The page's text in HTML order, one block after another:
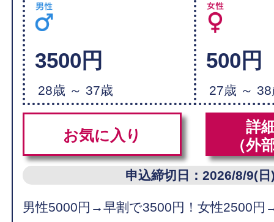
3500円
28歳 ～ 37歳
500円
27歳 ～
お気に入り
詳
（外
申込締切日：2026/8/9(日
男性5000円→早割で3500円！女性2500円